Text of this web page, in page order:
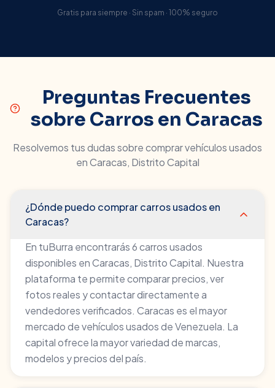
Gratis para siempre · Sin spam · 100% seguro
Preguntas Frecuentes
sobre Carros en Caracas
Resolvemos tus dudas sobre comprar vehículos usados
enCaracas, Distrito Capital
¿Dónde puedo comprar carros usados en
Caracas?
En tuBurra encontrarás 6 carros usados
disponibles en Caracas, Distrito Capital. Nuestra
plataforma te permite comparar precios, ver
fotos reales y contactar directamente a
vendedores verificados. Caracas es el mayor
mercado de vehículos usados de Venezuela. La
capital ofrece la mayor variedad de marcas,
modelos y precios del país.